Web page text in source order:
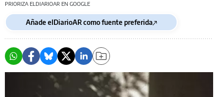
PRIORIZA ELDIARIOAR EN GOOGLE
Añade elDiarioAR como fuente preferida